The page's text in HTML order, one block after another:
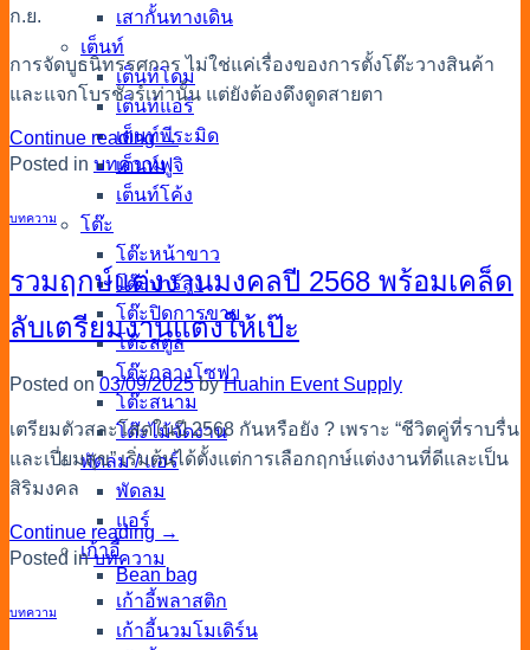
เสากั้นทางเดิน
เต็นท์
เต็นท์โดม
เต็นท์แอร์
เต็นท์พีระมิด
เต็นท์ฟูจิ
เต็นท์โค้ง
โต๊ะ
โต๊ะหน้าขาว
โต๊ะบาร์สูง
โต๊ะปิดการขาย
โต๊ะสตูล
โต๊ะกลางโซฟา
โต๊ะสนาม
โต๊ะไม้จัดงาน
พัดลม / แอร์
พัดลม
แอร์
เก้าอี้
Bean bag
เก้าอี้พลาสติก
เก้าอี้นวมโมเดิร์น
ก.ย.
การจัดบูธนิทรรศการ ไม่ใช่แค่เรื่องของการตั้งโต๊ะวางสินค้า
และแจกโบรชัวร์เท่านั้น แต่ยังต้องดึงดูดสายตา
Continue reading→
Posted in บทความ
บทความ
รวมฤกษ์แต่งงานมงคลปี 2568 พร้อมเคล็ด
ลับเตรียมงานแต่งให้เป๊ะ
Posted on 03/09/2025 byHuahin Event Supply
เตรียมตัวสละโสดในปี 2568 กันหรือยัง ? เพราะ “ชีวิตคู่ที่ราบรื่น
และเปี่ยมสุข” เริ่มต้นได้ตั้งแต่การเลือกฤกษ์แต่งงานที่ดีและเป็น
สิริมงคล
Continue reading →
Posted inบทความ
บทความ